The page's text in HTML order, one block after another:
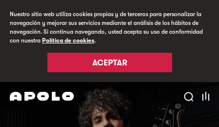
Nuestro sitio web utiliza cookies propias y de terceros para personalizar la
navegación y mejorar sus servicios mediante el análisis de los hábitos de
navegación. Si continua navegando, usted acepta su uso de conformidad
con nuestra Política de cookies.
ACEPTAR